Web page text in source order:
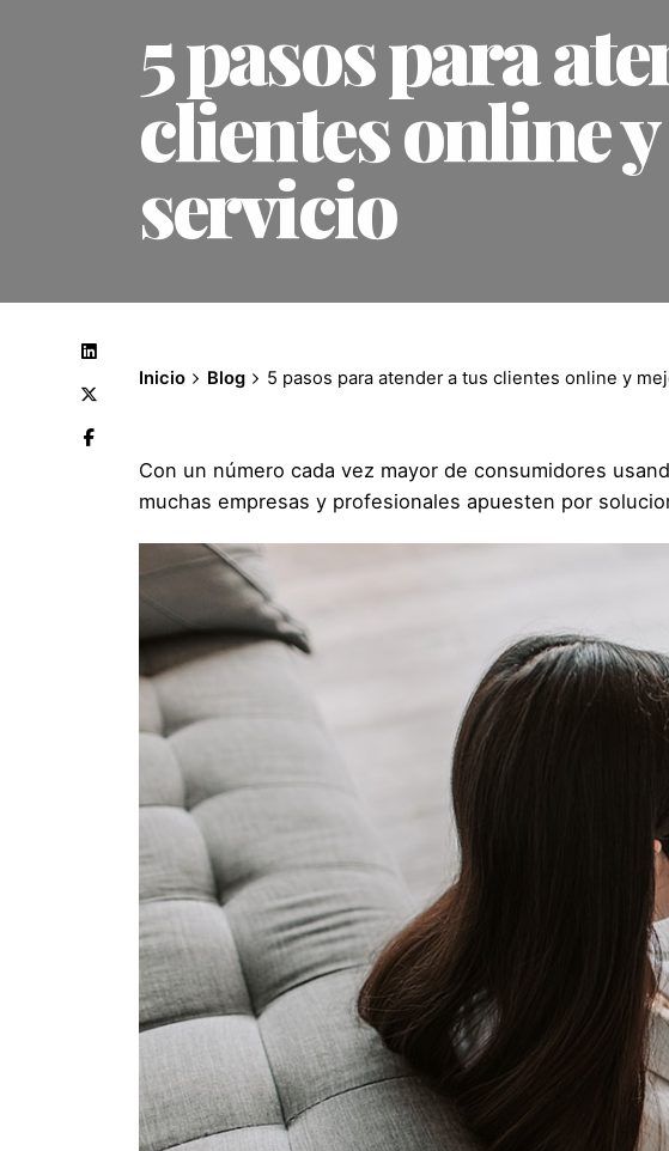
5 pasos para
clientes online
servicio
Inicio Blog 5 pasos para atender a tus clientes online y
Con un número cada vez mayor de consumidores
muchas empresas y profesionales apuesten por